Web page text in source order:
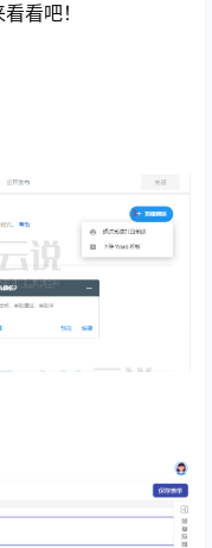
看吧！